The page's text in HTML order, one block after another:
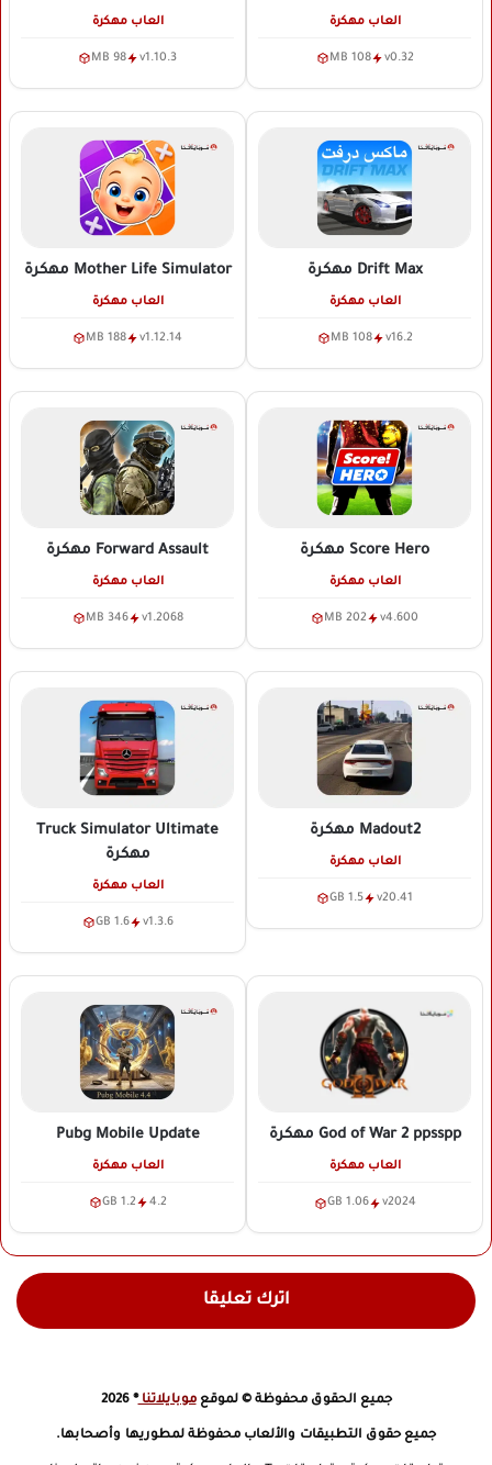
العاب مهكرة
v0.32
108 MB
العاب مهكرة
v1.10.3
98 MB
Drift Max مهكرة
العاب مهكرة
v16.2
108 MB
Mother Life Simulator مهكرة
العاب مهكرة
v1.12.14
188 MB
Score Hero مهكرة
العاب مهكرة
v4.600
202 MB
Forward Assault مهكرة
العاب مهكرة
v1.2068
346 MB
Madout2 مهكرة
العاب مهكرة
v20.41
1.5 GB
Truck Simulator Ultimate
مهكرة
العاب مهكرة
v1.3.6
1.6 GB
God of War 2 ppsspp مهكرة
العاب مهكرة
v2024
1.06 GB
Pubg Mobile Update
العاب مهكرة
4.2
1.2 GB
اترك تعليقا
جميع الحقوق محفوظة © لموقعموبايلاتنا® 2026
جميع حقوق التطبيقات والألعاب محفوظة لمطوريها وأصحابها.